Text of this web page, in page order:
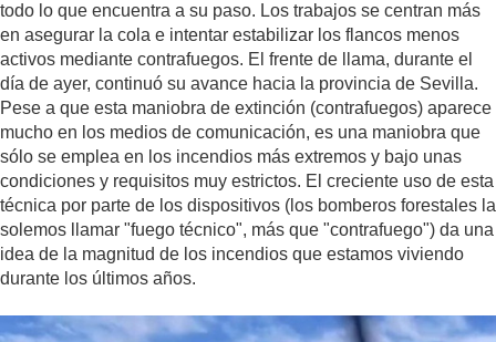
todo lo que encuentra a su paso. Los trabajos se centran más
en asegurar la cola e intentar estabilizar los flancos menos
activos mediante contrafuegos. El frente de llama, durante el
día de ayer, continuó su avance hacia la provincia de Sevilla.
Pese a que esta maniobra de extinción (contrafuegos) aparece
mucho en los medios de comunicación, es una maniobra que
sólo se emplea en los incendios más extremos y bajo unas
condiciones y requisitos muy estrictos. El creciente uso de esta
técnica por parte de los dispositivos (los bomberos forestales la
solemos llamar "fuego técnico", más que "contrafuego") da una
idea de la magnitud de los incendios que estamos viviendo
durante los últimos años.